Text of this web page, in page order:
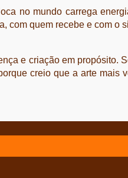
no mundo carrega
quem recebe e com o
e criação em propósito.
creio que a arte mais